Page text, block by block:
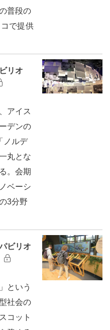
普段の
で提供
リオ
アイス
デンの
ノルデ
丸とな
。会期
ベーシ
3分野
ビリオ
という
社会の
コット